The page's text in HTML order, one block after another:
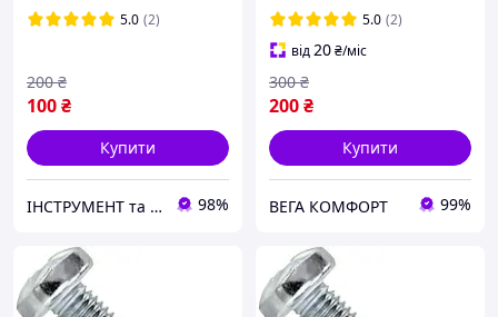
5.0 (2)
100₴
200 ₴
Купити
ІНСТРУМЕНТ та МЕТИЗИ 98%
5.0 (2)
від20₴/міс
200₴
300 ₴
Купити
ВЕГА КОМФОРТ 99%